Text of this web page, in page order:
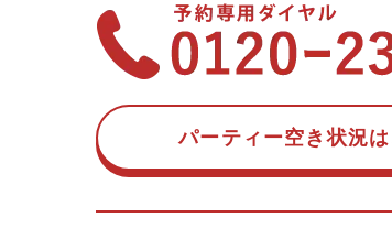
パーティー空き状況